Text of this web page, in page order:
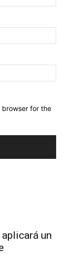
browser for the
un